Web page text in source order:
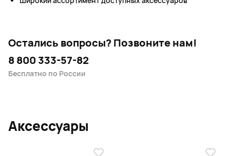
Остались вопросы?Позвоните нам!
8 800 333-57-82
Бесплатно по России
Аксессуары